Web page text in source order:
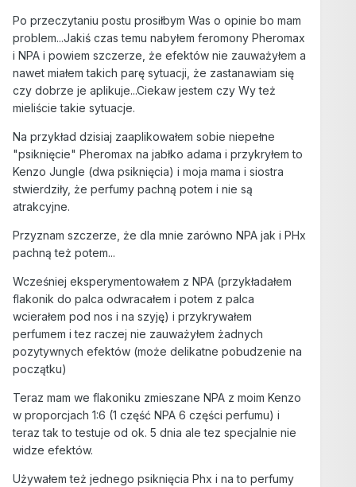
Po przeczytaniu postu prosiłbym Was o opinie bo mam
problem...Jakiś czas temu nabyłem feromony Pheromax
i NPA i powiem szczerze, że efektów nie zauważyłem a
nawet miałem takich parę sytuacji, że zastanawiam się
czy dobrze je aplikuje...Ciekaw jestem czy Wy też
mieliście takie sytuacje.
Na przykład dzisiaj zaaplikowałem sobie niepełne
"psiknięcie" Pheromax na jabłko adama i przykryłem to
Kenzo Jungle (dwa psiknięcia) i moja mama i siostra
stwierdziły, że perfumy pachną potem i nie są
atrakcyjne.
Przyznam szczerze, że dla mnie zarówno NPA jak i PHx
pachną też potem...
Wcześniej eksperymentowałem z NPA (przykładałem
flakonik do palca odwracałem i potem z palca
wcierałem pod nos i na szyję) i przykrywałem
perfumem i tez raczej nie zauważyłem żadnych
pozytywnych efektów (może delikatne pobudzenie na
początku)
Teraz mam we flakoniku zmieszane NPA z moim Kenzo
w proporcjach 1:6 (1 część NPA 6 części perfumu) i
teraz tak to testuje od ok. 5 dnia ale tez specjalnie nie
widze efektów.
Używałem też jednego psiknięcia Phx i na to perfumy